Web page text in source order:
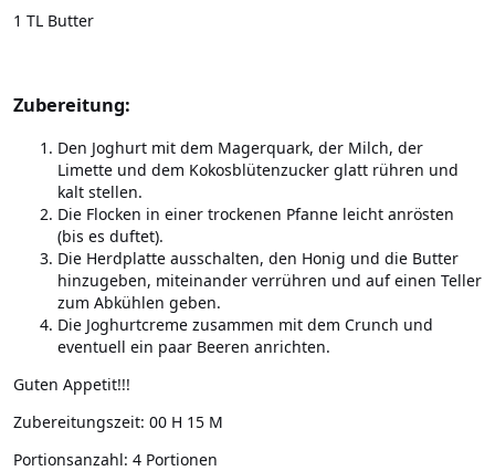
1 TL Butter
Zubereitung:
Den Joghurt mit dem Magerquark, der Milch, der
Limette und dem Kokosblütenzucker glatt rühren und
kalt stellen.
Die Flocken in einer trockenen Pfanne leicht anrösten
(bis es duftet).
Die Herdplatte ausschalten, den Honig und die Butter
hinzugeben, miteinander verrühren und auf einen Teller
zum Abkühlen geben.
Die Joghurtcreme zusammen mit dem Crunch und
eventuell ein paar Beeren anrichten.
Guten Appetit!!!
Zubereitungszeit: 00 H 15 M
Portionsanzahl: 4 Portionen